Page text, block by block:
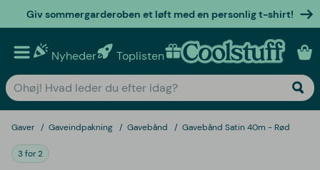
Giv sommergarderoben et løft med en personlig t-shirt!
Nyheder Toplisten Personlige gaver
Gaver Gaveindpakning Gavebånd Gavebånd Satin 40m - Rød
3 for 2